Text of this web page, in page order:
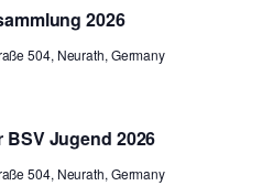
2026
504, Neurath, Germany
Jugend 2026
504, Neurath, Germany